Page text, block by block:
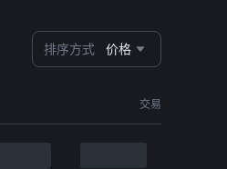
排序方式 价格
交易